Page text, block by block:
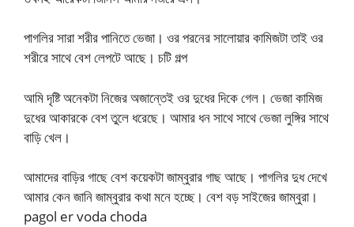
পাগলির সারা শরীর পানিতে ভেজা। ওর পরনের সালোয়ার কামিজটা তাই ওর
শরীরে সাথে বেশ লেপটে আছে। চটি গল্প
আমি দৃষ্টি অনেকটা নিজের অজান্তেই ওর দুধের দিকে গেল। ভেজা কামিজ
দুধের আকারকে বেশ তুলে ধরেছে। আমার ধন সাথে সাথে ভেজা লুঙ্গির সাথে
বাড়ি খেল।
আমাদের বাড়ির গাছে বেশ কয়েকটা জাম্বুরার গাছ আছে। পাগলির দুধ দেখে
আমার কেন জানি জাম্বুরার কথা মনে হচ্ছে। বেশ বড় সাইজের জাম্বুরা।
pagol er voda choda